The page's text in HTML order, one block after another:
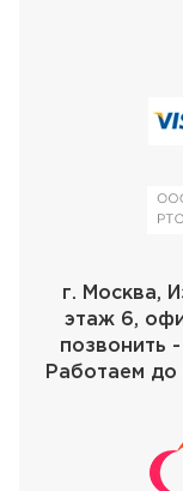
г. Москва,
этаж 6,
позвонить
Работаем до